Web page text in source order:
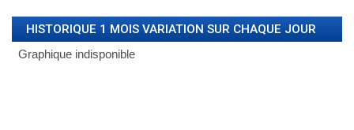
HISTORIQUE 1 MOIS VARIATION SUR CHAQUE JOUR